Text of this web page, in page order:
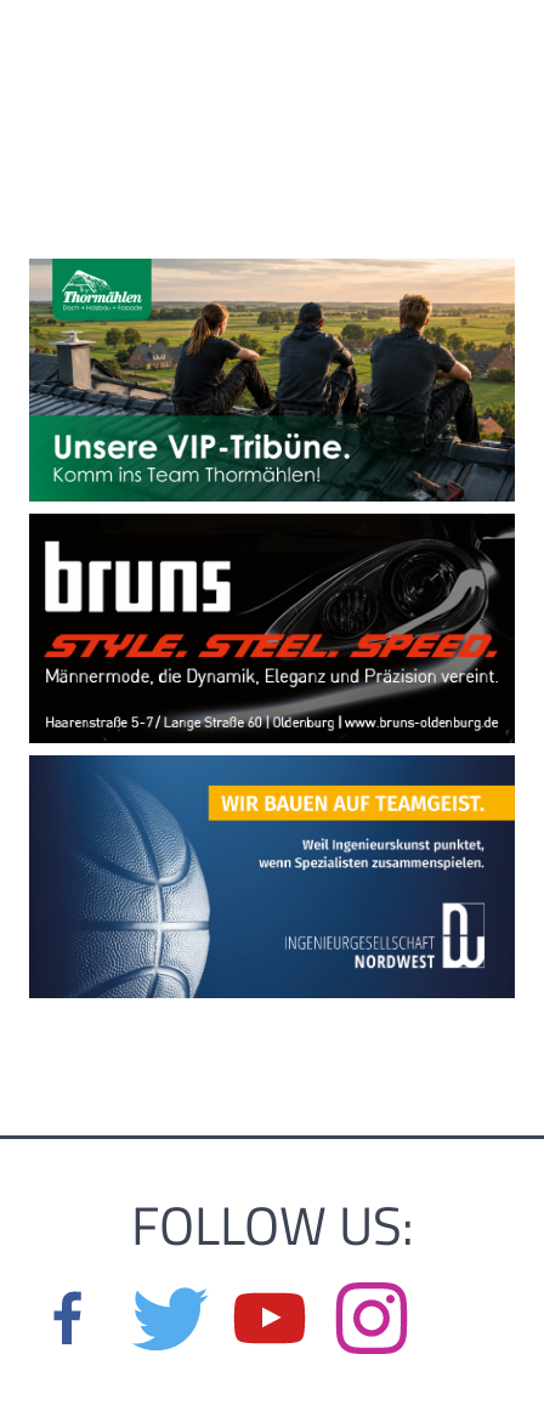
FOLLOW US: